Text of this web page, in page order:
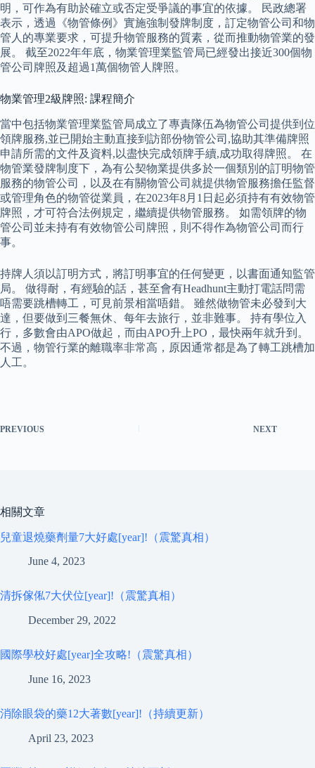
明，可作為有助於確立或否定受爭議的事宜的依據。 民政總署
表示，透過《物管條例》實施強制發牌制度，訂定物管公司和物
管人的專業要求，可提升物管服務的質素，從而推動物管業的發
展。 截至2022年年底，物業管理業監管局已經發出接近300個物
管公司牌照及超過1萬個物管人牌照。
物業管理2級牌照: 課程簡介
當中包括物業管理業監管局成立了專責隊伍為物管公司提供到位
領牌服務,並已開始主動直接到訪部份物管公司,協助其準備牌照
申請所需的文件及資料,以盡快完成領牌手續,成功取得牌照。 在
物管業發牌制度下，為有公契物業提供多於一個類別的訂明物管
服務的物管公司，以及在有關物管公司就提供物管服務擔任監督
或管理角色的物管從業員，在2023年8月1日起必須持有有效物管
牌照，才可符合法例規定，繼續提供物管服務。 如需領牌的物
管公司並未持有有效物管公司牌照，則不得作為物管公司而行
事。
持牌人須以訂明方式，將訂明事宜的任何變更，以書面通知監管
局。 做得耐，有經驗的話，甚至會有Headhunt主動打電話問需
唔需要跳槽轉工，可見前景相當唔錯。 雖然做物管未必發到大
達，但要做到三餐無休、每年去旅行，並非難事。 持有學位入
行，多數會由APO做起，而由APO升上PO，最快兩年就升到。
不過，物管行業的離職率非常高，原因通常都是為了轉工跳槽加
人工。
PREVIOUS NEXT
相關文章
兒童退燒藥劑量7大好處[year]!（震驚真相）
June 4, 2023
清拆傢俬7大伏位[year]!（震驚真相）
December 29, 2022
國際學校好處[year]全攻略!（震驚真相）
June 16, 2023
消除眼袋的藥12大著數[year]!（持續更新）
April 23, 2023